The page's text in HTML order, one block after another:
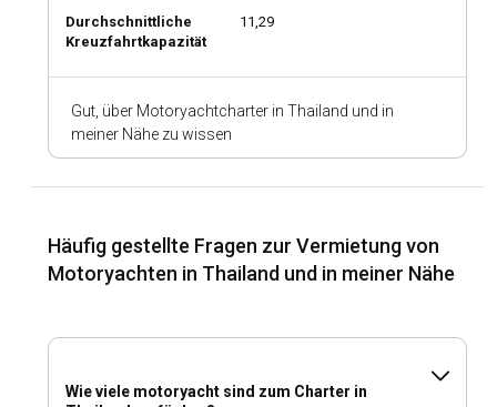
Wann ist die beste Zeit, um in Thailand eine
Motoryacht zu chartern?
milde Temperaturen und weniger Regen gekennzeichnet
ist, gilt als die beste Zeit, um in Thailand eine Motoryacht zu
Oktober) können ebenfalls optimale Zeiten sein,
möchten.
Temperaturen aus und macht es zu einem Ganzjahres-
Segelziel. Die durchschnittliche Jahrestemperatur liegt bei
Gut, über Motoryachtcharter in Thailand und in
meiner Nähe zu wissen
Durchschnittliche
Kreuzfahrtkapazität
11,29
Häufig gestellte Fragen zur Vermietung von
Motoryachten in Thailand und in meiner Nähe
Wie viele motoryacht sind zum Charter in